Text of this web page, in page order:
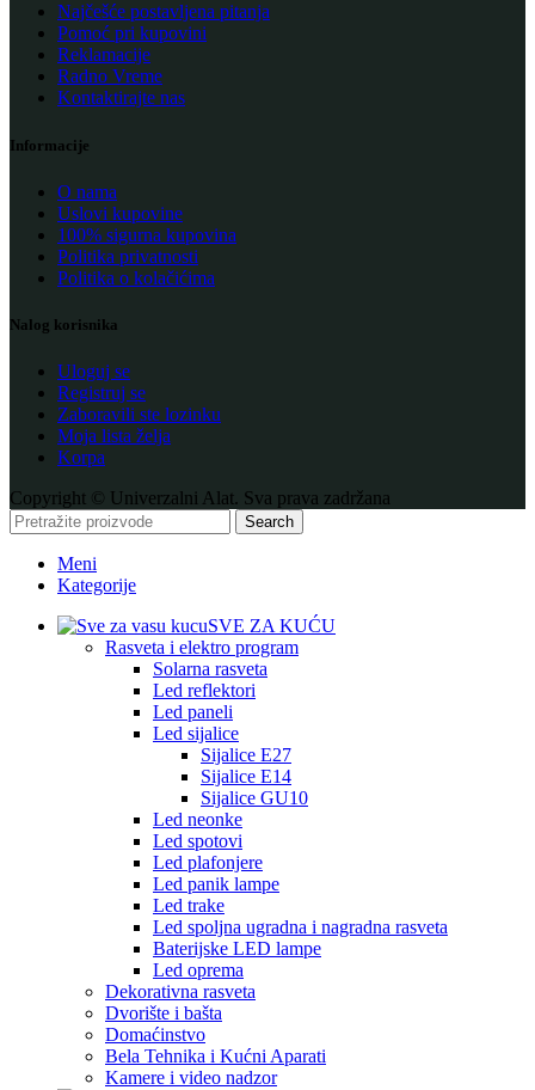
Najčešće postavljena pitanja
Pomoć pri kupovini
Reklamacije
Radno Vreme
Kontaktirajte nas
Informacije
O nama
Uslovi kupovine
100% sigurna kupovina
Politika privatnosti
Politika o kolačićima
Nalog korisnika
Uloguj se
Registruj se
Zaboravili ste lozinku
Moja lista želja
Korpa
Copyright © Univerzalni Alat. Sva prava zadržana
Search
Meni
Kategorije
SVE ZA KUĆU
Rasveta i elektro program
Solarna rasveta
Led reflektori
Led paneli
Led sijalice
Sijalice E27
Sijalice E14
Sijalice GU10
Led neonke
Led spotovi
Led plafonjere
Led panik lampe
Led trake
Led spoljna ugradna i nagradna rasveta
Baterijske LED lampe
Led oprema
Dekorativna rasveta
Dvorište i bašta
Domaćinstvo
Bela Tehnika i Kućni Aparati
Kamere i video nadzor